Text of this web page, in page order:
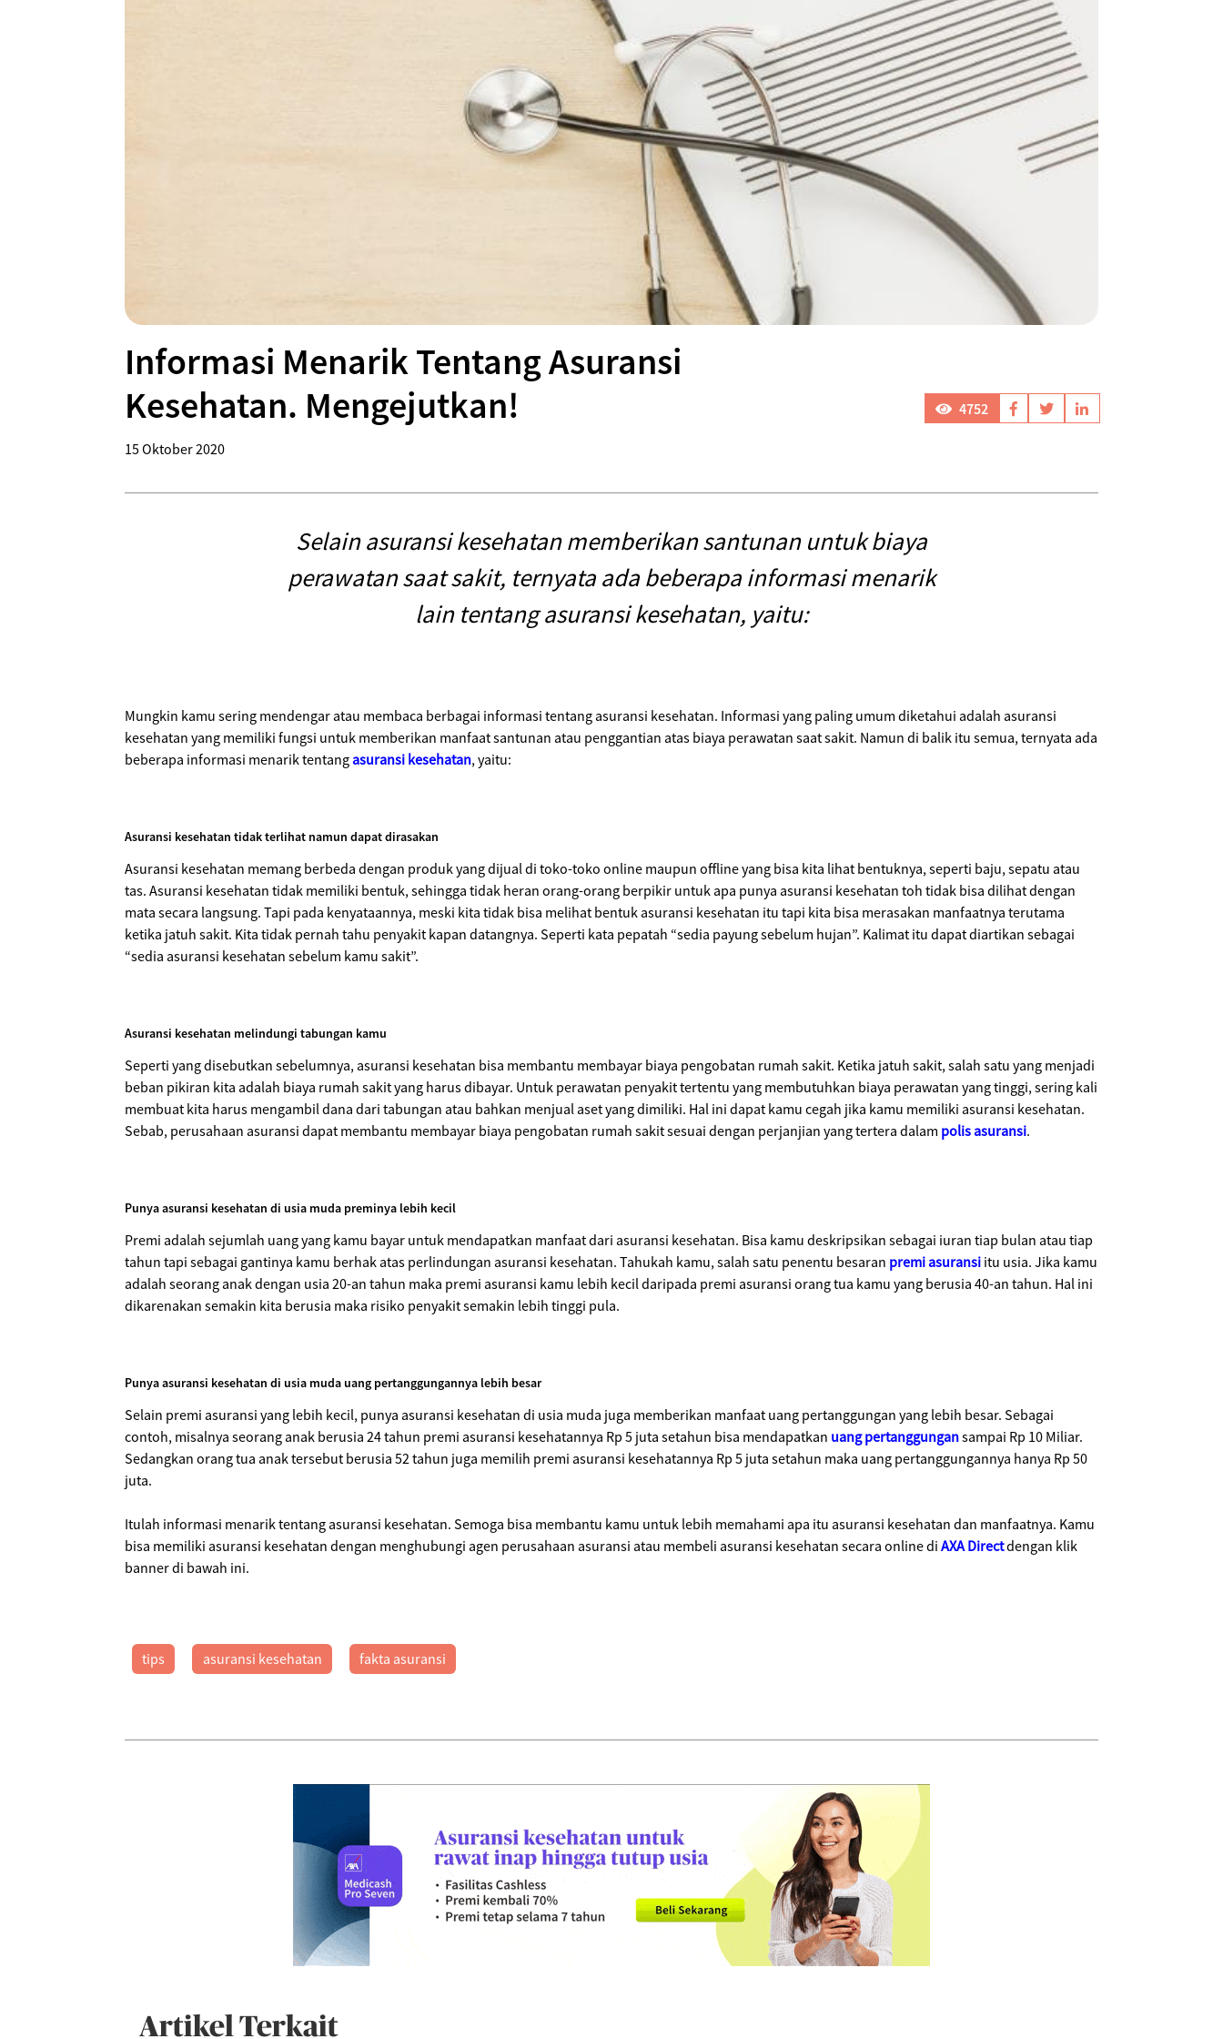
Informasi Menarik Tentang Asuransi
Kesehatan. Mengejutkan!
15 Oktober 2020
4752
Selain asuransi kesehatan memberikan santunan untuk biaya
perawatan saat sakit, ternyata ada beberapa informasi menarik
lain tentang asuransi kesehatan, yaitu:
Mungkin kamu sering mendengar atau membaca berbagai informasi tentang asuransi kesehatan. Informasi yang paling umum diketahui adalah asuransi
kesehatan yang memiliki fungsi untuk memberikan manfaat santunan atau penggantian atas biaya perawatan saat sakit. Namun di balik itu semua, ternyata ada
beberapa informasi menarik tentangasuransi kesehatan, yaitu:
Asuransi kesehatan tidak terlihat namun dapat dirasakan
Asuransi kesehatan memang berbeda dengan produk yang dijual di toko-toko online maupun offline yang bisa kita lihat bentuknya, seperti baju, sepatu atau
tas. Asuransi kesehatan tidak memiliki bentuk, sehingga tidak heran orang-orang berpikir untuk apa punya asuransi kesehatan toh tidak bisa dilihat dengan
mata secara langsung. Tapi pada kenyataannya, meski kita tidak bisa melihat bentuk asuransi kesehatan itu tapi kita bisa merasakan manfaatnya terutama
ketika jatuh sakit. Kita tidak pernah tahu penyakit kapan datangnya. Seperti kata pepatah “sedia payung sebelum hujan”. Kalimat itu dapat diartikan sebagai
“sedia asuransi kesehatan sebelum kamu sakit”.
Asuransi kesehatan melindungi tabungan kamu
Seperti yang disebutkan sebelumnya, asuransi kesehatan bisa membantu membayar biaya pengobatan rumah sakit. Ketika jatuh sakit, salah satu yang menjadi
beban pikiran kita adalah biaya rumah sakit yang harus dibayar. Untuk perawatan penyakit tertentu yang membutuhkan biaya perawatan yang tinggi, sering kali
membuat kita harus mengambil dana dari tabungan atau bahkan menjual aset yang dimiliki. Hal ini dapat kamu cegah jika kamu memiliki asuransi kesehatan.
Sebab, perusahaan asuransi dapat membantu membayar biaya pengobatan rumah sakit sesuai dengan perjanjian yang tertera dalam polis asuransi.
Punya asuransi kesehatan di usia muda preminya lebih kecil
Premi adalah sejumlah uang yang kamu bayar untuk mendapatkan manfaat dari asuransi kesehatan. Bisa kamu deskripsikan sebagai iuran tiap bulan atau tiap
tahun tapi sebagai gantinya kamu berhak atas perlindungan asuransi kesehatan. Tahukah kamu, salah satu penentu besaran premi asuransi itu usia. Jika kamu
adalah seorang anak dengan usia 20-an tahun maka premi asuransi kamu lebih kecil daripada premi asuransi orang tua kamu yang berusia 40-an tahun. Hal ini
dikarenakan semakin kita berusia maka risiko penyakit semakin lebih tinggi pula.
Punya asuransi kesehatan di usia muda uang pertanggungannya lebih besar
Selain premi asuransi yang lebih kecil, punya asuransi kesehatan di usia muda juga memberikan manfaat uang pertanggungan yang lebih besar. Sebagai
contoh, misalnya seorang anak berusia 24 tahun premi asuransi kesehatannya Rp 5 juta setahun bisa mendapatkan uang pertanggungansampai Rp 10 Miliar.
Sedangkan orang tua anak tersebut berusia 52 tahun juga memilih premi asuransi kesehatannya Rp 5 juta setahun maka uang pertanggungannya hanya Rp 50
juta.
Itulah informasi menarik tentang asuransi kesehatan. Semoga bisa membantu kamu untuk lebih memahami apa itu asuransi kesehatan dan manfaatnya. Kamu
bisa memiliki asuransi kesehatan dengan menghubungi agen perusahaan asuransi atau membeli asuransi kesehatan secara online di AXA Directdengan klik
banner di bawah ini.
tips asuransi kesehatan fakta asuransi
Artikel Terkait